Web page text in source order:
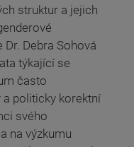
struktur a jejich
Debra Sohová
týkající se
často
a politicky korektní
svého
na výzkumu